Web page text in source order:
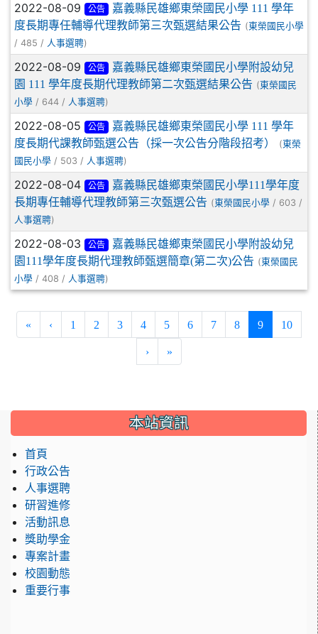
2022-08-09 公告
嘉義縣民雄鄉東榮國民小學 111 學年
度長期專任輔導代理教師第三次甄選結果公告 (東榮國民小學
/ 485 / 人事選聘)
2022-08-09 公告
嘉義縣民雄鄉東榮國民小學附設幼兒
園 111 學年度長期代理教師第二次甄選結果公告 (東榮國民
小學 / 644 / 人事選聘)
2022-08-05 公告
嘉義縣民雄鄉東榮國民小學 111 學年
度長期代課教師甄選公告（採一次公告分階段招考）
(東榮
國民小學 / 503 / 人事選聘)
2022-08-04 公告
嘉義縣民雄鄉東榮國民小學111學年度
長期專任輔導代理教師第三次甄選公告 (東榮國民小學 / 603 /
人事選聘)
2022-08-03 公告
嘉義縣民雄鄉東榮國民小學附設幼兒
園111學年度長期代理教師甄選簡章(第二次)公告 (東榮國民
小學 / 408 / 人事選聘)
« ‹ 1 2 3 4 5 6 7 8 9(current)
10
› »
::: 本站資訊
首頁
行政公告
人事選聘
研習進修
活動訊息
獎助學金
專案計畫
校園動態
重要行事